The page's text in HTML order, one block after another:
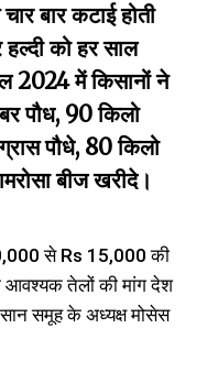
बार कटाई होती
को हर साल
2024 में किसानों ने
पौध, 90 किलो
पौधे, 80 किलो
बीज खरीदे।
से Rs 15,000 की
आवश्यक तेलों की मांग देश
समूह के अध्यक्ष मोसेस